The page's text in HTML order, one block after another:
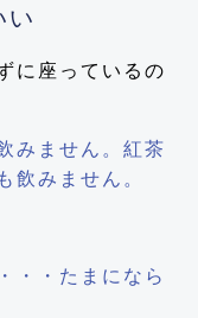
い
に座っているの
みません。紅茶
飲みません。
・・たまになら